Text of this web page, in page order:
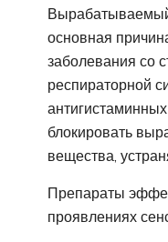
основная
заболевания со
респираторной
блокировать
вещества,
Препараты
проявлениях